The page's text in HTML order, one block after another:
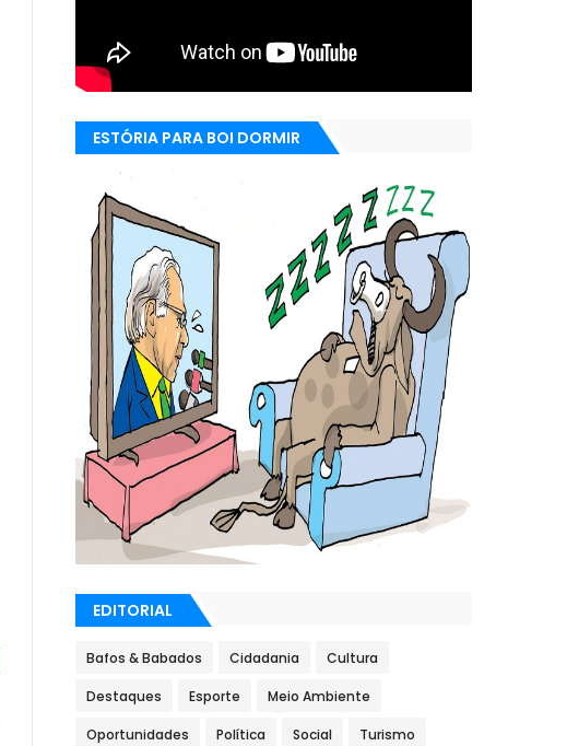
ESTÓRIA PARA BOI DORMIR
EDITORIAL
Bafos & Babados Cidadania Cultura
Destaques Esporte Meio Ambiente
Oportunidades Política Social Turismo